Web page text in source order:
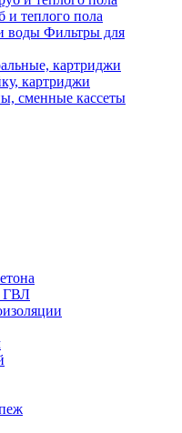
и теплого пола
Фильтры для
картриджи
картриджи
сменные кассеты
ГВЛ